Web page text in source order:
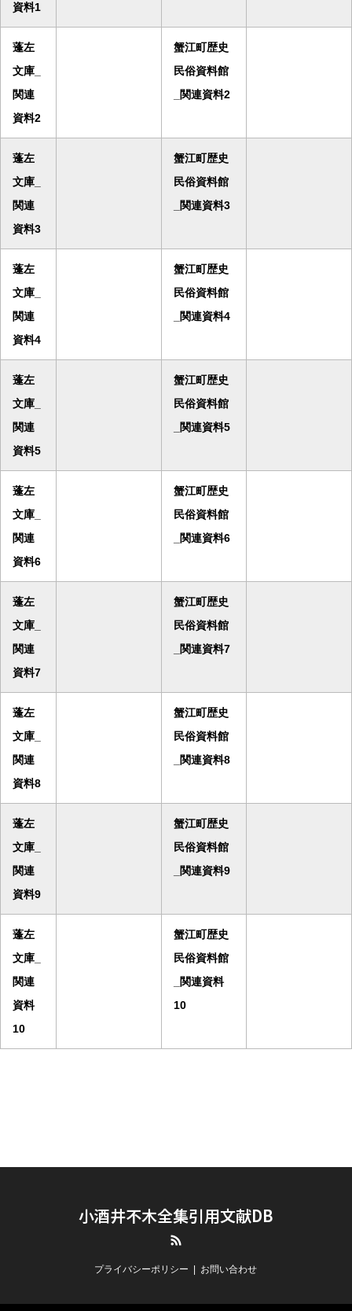
資料1
蓬左
文庫_
関連
資料2
蟹江町歴史
民俗資料館
_関連資料2
蓬左
文庫_
関連
資料3
蟹江町歴史
民俗資料館
_関連資料3
蓬左
文庫_
関連
資料4
蟹江町歴史
民俗資料館
_関連資料4
蓬左
文庫_
関連
資料5
蟹江町歴史
民俗資料館
_関連資料5
蓬左
文庫_
関連
資料6
蟹江町歴史
民俗資料館
_関連資料6
蓬左
文庫_
関連
資料7
蟹江町歴史
民俗資料館
_関連資料7
蓬左
文庫_
関連
資料8
蟹江町歴史
民俗資料館
_関連資料8
蓬左
文庫_
関連
資料9
蟹江町歴史
民俗資料館
_関連資料9
蓬左
文庫_
関連
資料
10
蟹江町歴史
民俗資料館
_関連資料
10
小酒井不木全集引用文献DB
プライバシーポリシー お問い合わせ